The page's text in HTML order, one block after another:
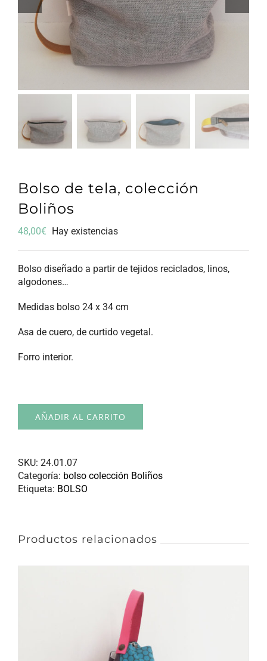
Bolso de tela, colección
Boliños
48,00€ Hay existencias
Bolso diseñado a partir de tejidos reciclados, linos,
algodones…
Medidas bolso 24 x 34 cm
Asa de cuero, de curtido vegetal.
Forro interior.
AÑADIR AL CARRITO
SKU: 24.01.07
Categoría: bolso colección Boliños
Etiqueta: BOLSO
Productos relacionados